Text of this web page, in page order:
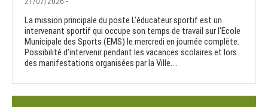
La mission principale du poste L'éducateur sportif est un
intervenant sportif qui occupe son temps de travail sur l'Ecole
Municipale des Sports (EMS) le mercredi en journée complète.
Possibilité d'intervenir pendant les vacances scolaires et lors
des manifestations organisées par la Ville....